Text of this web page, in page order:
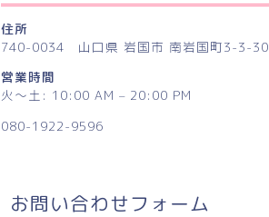
住所
740-0034 山口県 岩国市 南岩国町3-3-30
営業時間
火〜土: 10:00 AM – 20:00 PM
080-1922-9596
お問い合わせフォーム